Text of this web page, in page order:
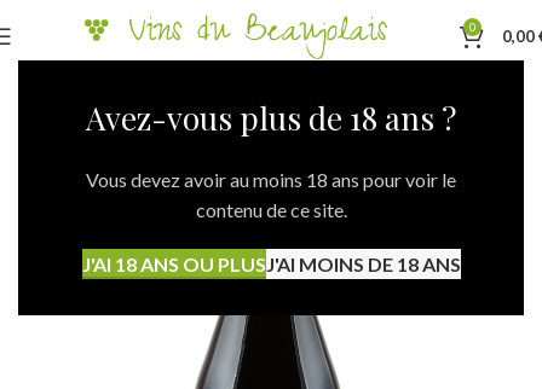
Avez-vous plus de 18 ans ?
Vous devez avoir au moins 18 ans pour voir le
contenu de ce site.
J'AI 18 ANS OU PLUSJ'AI MOINS DE 18 ANS
0 0,00